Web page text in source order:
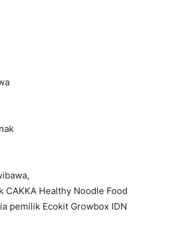
Healthy Noodle Food
pemilik Ecokit Growbox IDN